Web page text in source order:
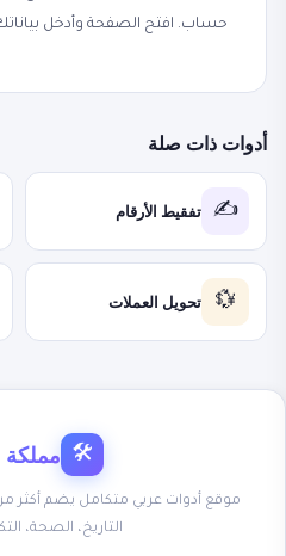
حساب. افتح الصفحة وأدخل
أدوات ذات صلة
✍️ تفقيط الأرقام
💱 تحويل العملات
🛠 مملكة
التاريخ، الصحة،